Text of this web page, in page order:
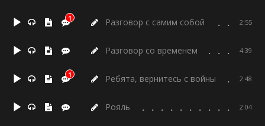
1 Разговор с самим собой 2:55
Разговор со временем 4:39
1 Ребята, вернитесь с войны 2:48
Рояль 2:04